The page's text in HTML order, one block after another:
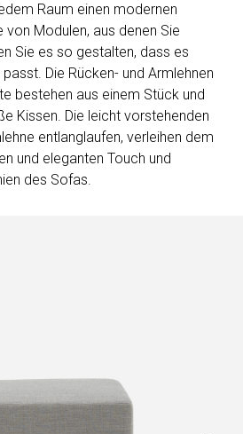
Raum einen modernen
von Modulen, aus denen Sie
Sie es so gestalten, dass es
Die Rücken- und Armlehnen
bestehen aus einem Stück und
Kissen. Die leicht vorstehenden
entlanglaufen, verleihen dem
und eleganten Touch und
des Sofas.